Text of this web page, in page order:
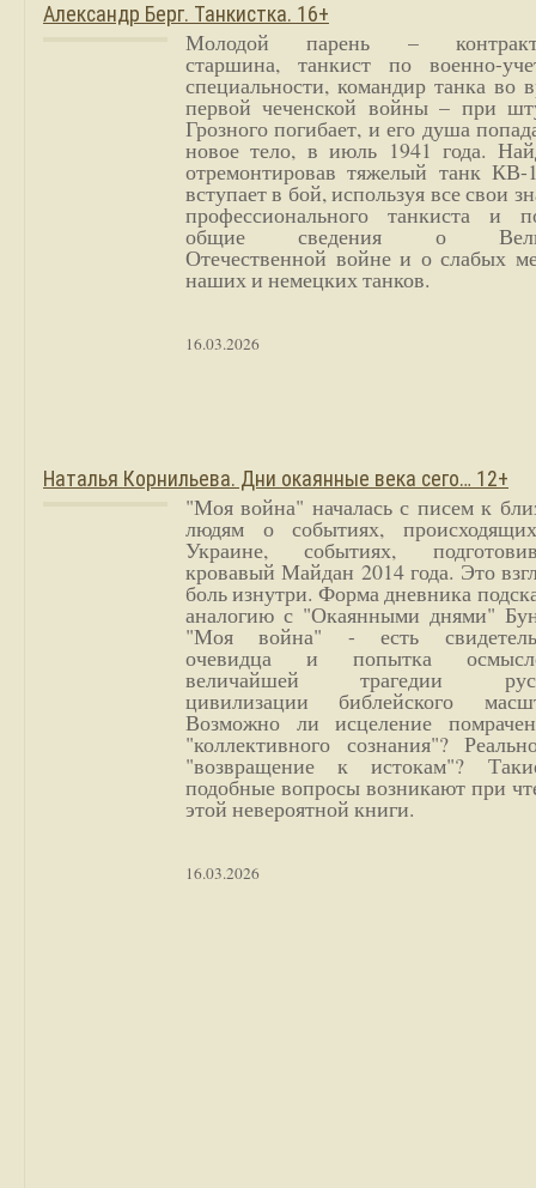
Александр Берг. Танкистка. 16+
Молодой парень –
старшина, танкист по военно-
специальности, командир танка во
первой чеченской войны – при
Грозного погибает, и его душа
новое тело, в июль 1941 года.
отремонтировав тяжелый танк
вступает в бой, используя все свои
профессионального танкиста и
общие сведения о
Отечественной войне и о слабых
наших и немецких танков.
16.03.2026
Наталья Корнильева. Дни окаянные века сего… 12+
"Моя война" началась с писем к
людям о событиях,
Украине, событиях,
кровавый Майдан 2014 года. Это
боль изнутри. Форма дневника
аналогию с "Окаянными днями"
"Моя война" - есть
очевидца и попытка
величайшей трагедии
цивилизации библейского
Возможно ли исцеление
"коллективного сознания"?
"возвращение к истокам"?
подобные вопросы возникают при
этой невероятной книги.
16.03.2026